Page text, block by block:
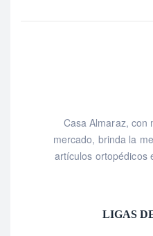
Casa Almaraz, con
mercado, brinda la
artículos ortopédicos
LIGAS